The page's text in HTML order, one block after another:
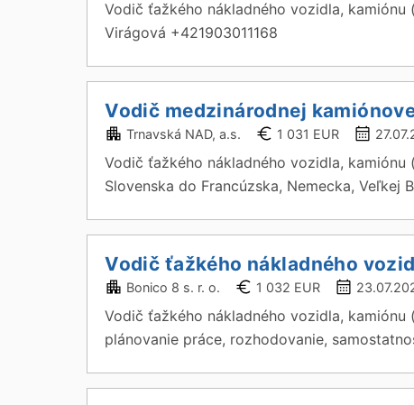
Vodič ťažkého nákladného vozidla,
Virágová +421903011168
Vodič medzinárodnej
Trnavská NAD, a.s. 1 031 EUR
Vodič ťažkého nákladného vozidla,
Slovenska do Francúzska, Nemecka, Veľkej
Vodič ťažkého nákladného
Bonico 8 s. r. o. 1 032 EUR
Vodič ťažkého nákladného vozidla,
plánovanie práce, rozhodovanie,